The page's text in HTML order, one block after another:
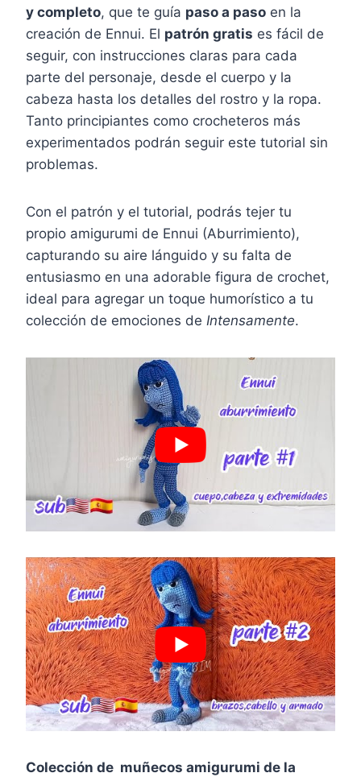
y completo, que te guía paso a paso en la
creación de Ennui. El patrón gratis es fácil de
seguir, con instrucciones claras para cada
parte del personaje, desde el cuerpo y la
cabeza hasta los detalles del rostro y la ropa.
Tanto principiantes como crocheteros más
experimentados podrán seguir este tutorial sin
problemas.
Con el patrón y el tutorial, podrás tejer tu
propio amigurumi de Ennui (Aburrimiento),
capturando su aire lánguido y su falta de
entusiasmo en una adorable figura de crochet,
ideal para agregar un toque humorístico a tu
colección de emociones de Intensamente.
Colección de muñecos amigurumi de la